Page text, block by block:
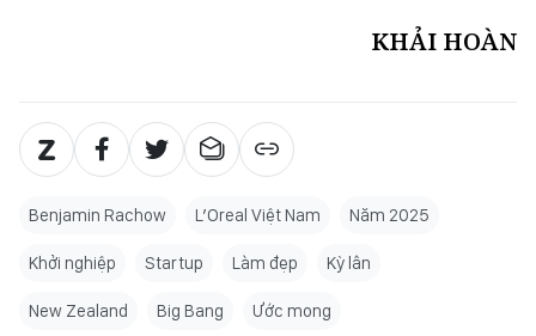
KHẢI HOÀN
Benjamin Rachow L’Oreal Việt Nam Năm 2025
Khởi nghiệp Startup Làm đẹp Kỳ lân
New Zealand Big Bang Ước mong